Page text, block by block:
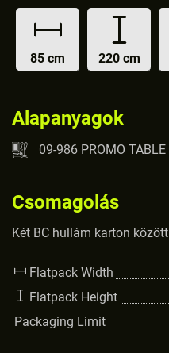
85 cm 220 cm
Alapanyagok
09-986 PROMO TABLE
Csomagolás
Két BC hullám karton között
Flatpack Width
Flatpack Height
Packaging Limit